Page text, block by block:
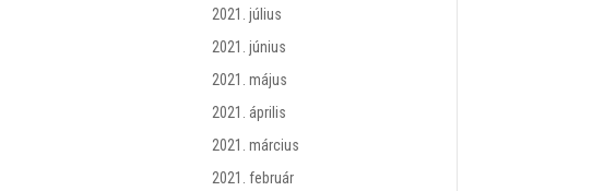
2021. július
2021. június
2021. május
2021. április
2021. március
2021. február